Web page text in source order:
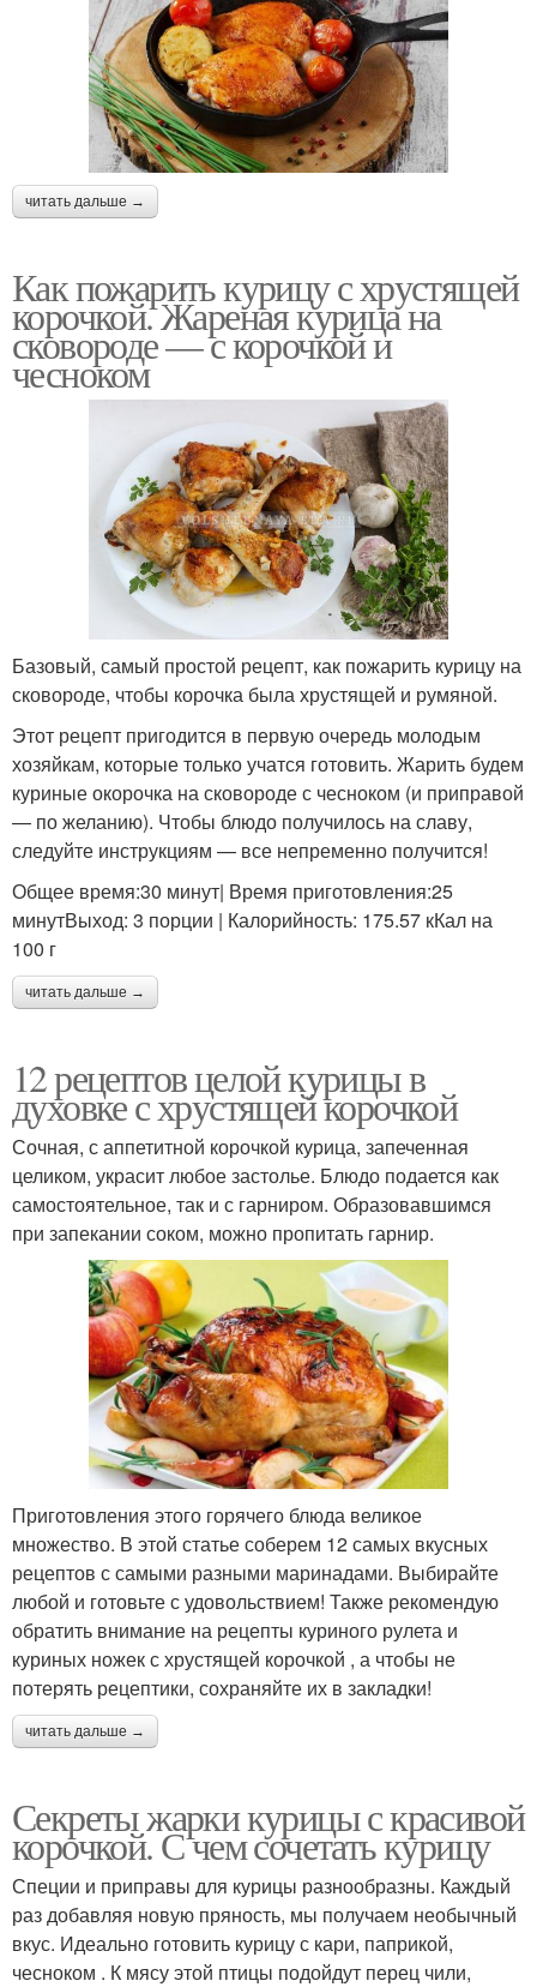
читать дальше →
Как пожарить курицу с хрустящей
корочкой. Жареная курица на
сковороде — с корочкой и
чесноком
Базовый, самый простой рецепт, как пожарить курицу на
сковороде, чтобы корочка была хрустящей и румяной.
Этот рецепт пригодится в первую очередь молодым
хозяйкам, которые только учатся готовить. Жарить будем
куриные окорочка на сковороде с чесноком (и приправой
— по желанию). Чтобы блюдо получилось на славу,
следуйте инструкциям — все непременно получится!
Общее время:30 минут| Время приготовления:25
минутВыход: 3 порции | Калорийность: 175.57 кКал на
100 г
читать дальше →
12 рецептов целой курицы в
духовке с хрустящей корочкой
Сочная, с аппетитной корочкой курица, запеченная
целиком, украсит любое застолье. Блюдо подается как
самостоятельное, так и с гарниром. Образовавшимся
при запекании соком, можно пропитать гарнир.
Приготовления этого горячего блюда великое
множество. В этой статье соберем 12 самых вкусных
рецептов с самыми разными маринадами. Выбирайте
любой и готовьте с удовольствием! Также рекомендую
обратить внимание на рецепты куриного рулета и
куриных ножек с хрустящей корочкой , а чтобы не
потерять рецептики, сохраняйте их в закладки!
читать дальше →
Секреты жарки курицы с красивой
корочкой. С чем сочетать курицу
Специи и приправы для курицы разнообразны. Каждый
раз добавляя новую пряность, мы получаем необычный
вкус. Идеально готовить курицу с кари, паприкой,
чесноком . К мясу этой птицы подойдут перец чили,